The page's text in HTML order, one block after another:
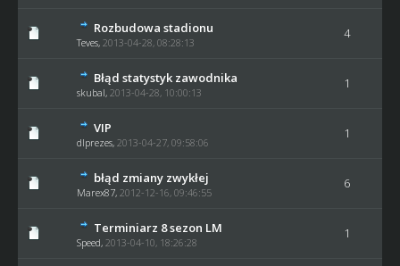
Rozbudowa stadionu
Teves, 2013-04-28, 08:28:13
4
Błąd statystyk zawodnika
skubal, 2013-04-28, 10:00:13
1
VIP
dlprezes, 2013-04-27, 09:58:06
1
błąd zmiany zwykłej
Marex87, 2012-12-16, 09:46:55
6
Terminiarz 8 sezon LM
Speed, 2013-04-10, 18:26:28
1